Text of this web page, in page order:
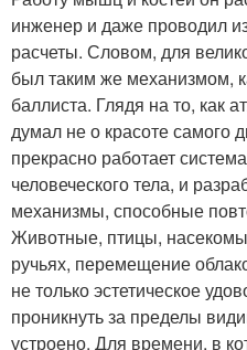
инженер и даже проводил
расчеты. Словом, для
был таким же механизмом,
баллиста. Глядя на то, как
думал не о красоте самого
прекрасно работает
человеческого тела, и
механизмы, способные
Животные, птицы,
ручьях, перемещение
не только эстетическое
проникнуть за пределы
устроено. Для времени, в